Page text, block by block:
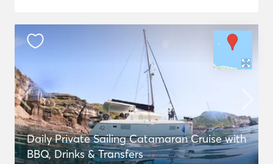
Daily Private Sailing Catamaran Cruise with
BBQ, Drinks & Transfers